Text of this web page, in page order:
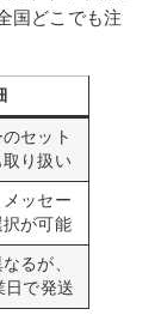
国どこでも注
セット
り扱い
ッセー
択が可能
るが、
日で発送